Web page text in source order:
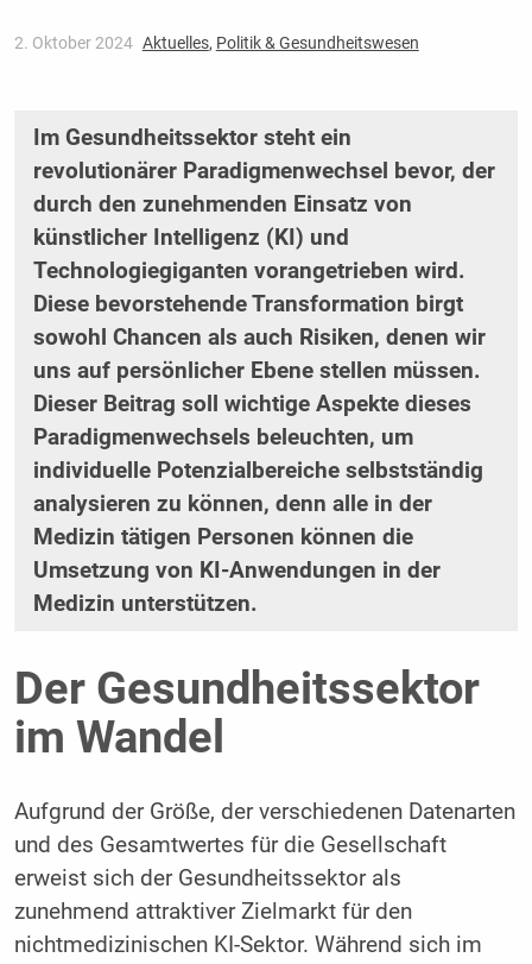
2. Oktober 2024 Aktuelles, Politik & Gesundheitswesen
Im Gesundheitssektor steht ein
revolutionärer Paradigmenwechsel bevor, der
durch den zunehmenden Einsatz von
künstlicher Intelligenz (KI) und
Technologiegiganten vorangetrieben wird.
Diese bevorstehende Transformation birgt
sowohl Chancen als auch Risiken, denen wir
uns auf persönlicher Ebene stellen müssen.
Dieser Beitrag soll wichtige Aspekte dieses
Paradigmenwechsels beleuchten, um
individuelle Potenzialbereiche selbstständig
analysieren zu können, denn alle in der
Medizin tätigen Personen können die
Umsetzung von KI-Anwendungen in der
Medizin unterstützen.
Der Gesundheitssektor
im Wandel
Aufgrund der Größe, der verschiedenen Datenarten
und des Gesamtwertes für die Gesellschaft
erweist sich der Gesundheitssektor als
zunehmend attraktiver Zielmarkt für den
nichtmedizinischen KI-Sektor. Während sich im